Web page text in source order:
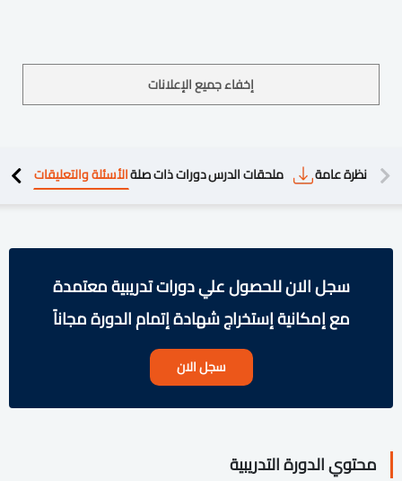
إخفاء جميع الإعلانات
نظرة عامة ملحقات الدرسدورات ذات صلةالأسئلة والتعليقات
سجل الان للحصول علي دورات تدريبية معتمدة
مع إمكانية إستخراج شهادة إتمام الدورة مجاناً
سجل الان
محتوي الدورة التدريبية